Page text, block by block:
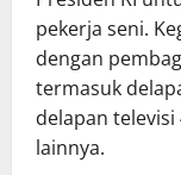
pekerja seni.
dengan
termasuk
delapan
lainnya.